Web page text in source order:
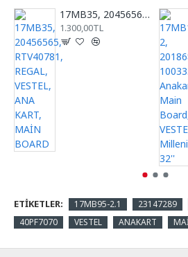
17MB35, 20456565, RTV40781, REGAL, VESTEL, ANA KART, MAİN BOARD
1.300,00TL
ETIKETLER: 17MB95-2.1 23147289
40PF7070
VESTEL ANAKART